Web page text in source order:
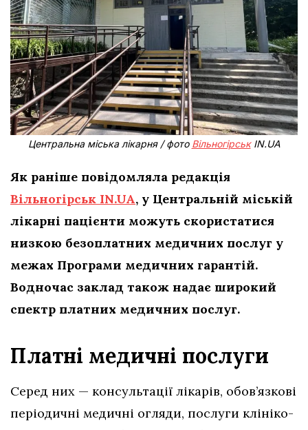
Центральна міська лікарня / фото ВільногірськIN.UA
Як раніше повідомляла редакція
Вільногірськ IN.UA, у Центральній міській
лікарні пацієнти можуть скористатися
низкою безоплатних медичних послуг у
межах Програми медичних гарантій.
Водночас заклад також надає широкий
спектр платних медичних послуг.
Платні медичні послуги
Серед них — консультації лікарів, обов’язкові
періодичні медичні огляди, послуги клініко-